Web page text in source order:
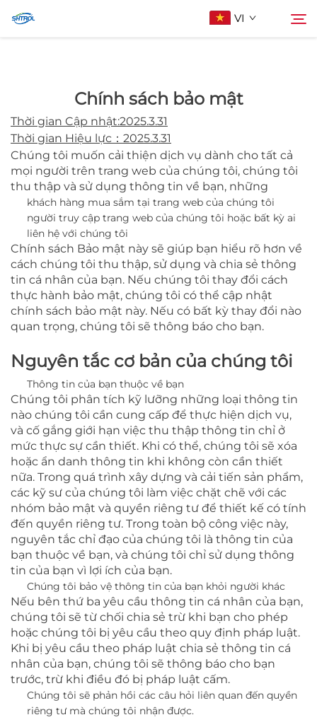
VI
Sản Phẩm
Liên Hệ Chúng Tôi
Tìm kiếm
Chính sách bảo mật
Thời gian Cập nhật:2025.3.31
Thời gian Hiệu lực：2025.3.31
Chúng tôi muốn cải thiện dịch vụ dành cho tất cả
mọi người trên trang web của chúng tôi, chúng tôi
thu thập và sử dụng thông tin về bạn, những
khách hàng mua sắm tại trang web của chúng tôi
người truy cập trang web của chúng tôi hoặc bất kỳ ai
liên hệ với chúng tôi
Chính sách Bảo mật này sẽ giúp bạn hiểu rõ hơn về
cách chúng tôi thu thập, sử dụng và chia sẻ thông
tin cá nhân của bạn. Nếu chúng tôi thay đổi cách
thực hành bảo mật, chúng tôi có thể cập nhật
chính sách bảo mật này. Nếu có bất kỳ thay đổi nào
quan trọng, chúng tôi sẽ thông báo cho bạn.
Nguyên tắc cơ bản của chúng tôi
Thông tin của bạn thuộc về bạn
Chúng tôi phân tích kỹ lưỡng những loại thông tin
nào chúng tôi cần cung cấp để thực hiện dịch vụ,
và cố gắng giới hạn việc thu thập thông tin chỉ ở
mức thực sự cần thiết. Khi có thể, chúng tôi sẽ xóa
hoặc ẩn danh thông tin khi không còn cần thiết
nữa. Trong quá trình xây dựng và cải tiến sản phẩm,
các kỹ sư của chúng tôi làm việc chặt chẽ với các
nhóm bảo mật và quyền riêng tư để thiết kế có tính
đến quyền riêng tư. Trong toàn bộ công việc này,
nguyên tắc chỉ đạo của chúng tôi là thông tin của
bạn thuộc về bạn, và chúng tôi chỉ sử dụng thông
tin của bạn vì lợi ích của bạn.
Chúng tôi bảo vệ thông tin của bạn khỏi người khác
Nếu bên thứ ba yêu cầu thông tin cá nhân của bạn,
chúng tôi sẽ từ chối chia sẻ trừ khi bạn cho phép
hoặc chúng tôi bị yêu cầu theo quy định pháp luật.
Khi bị yêu cầu theo pháp luật chia sẻ thông tin cá
nhân của bạn, chúng tôi sẽ thông báo cho bạn
trước, trừ khi điều đó bị pháp luật cấm.
Chúng tôi sẽ phản hồi các câu hỏi liên quan đến quyền
riêng tư mà chúng tôi nhận được.